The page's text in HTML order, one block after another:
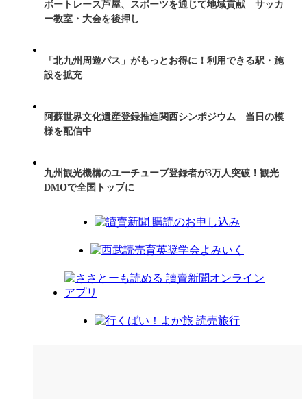
ボートレース芦屋、スポーツを通じて地域貢献 サッカ
ー教室・大会を後押し
「北九州周遊パス」がもっとお得に！利用できる駅・施
設を拡充
阿蘇世界文化遺産登録推進関西シンポジウム 当日の模
様を配信中
九州観光機構のユーチューブ登録者が3万人突破！観光
DMOで全国トップに